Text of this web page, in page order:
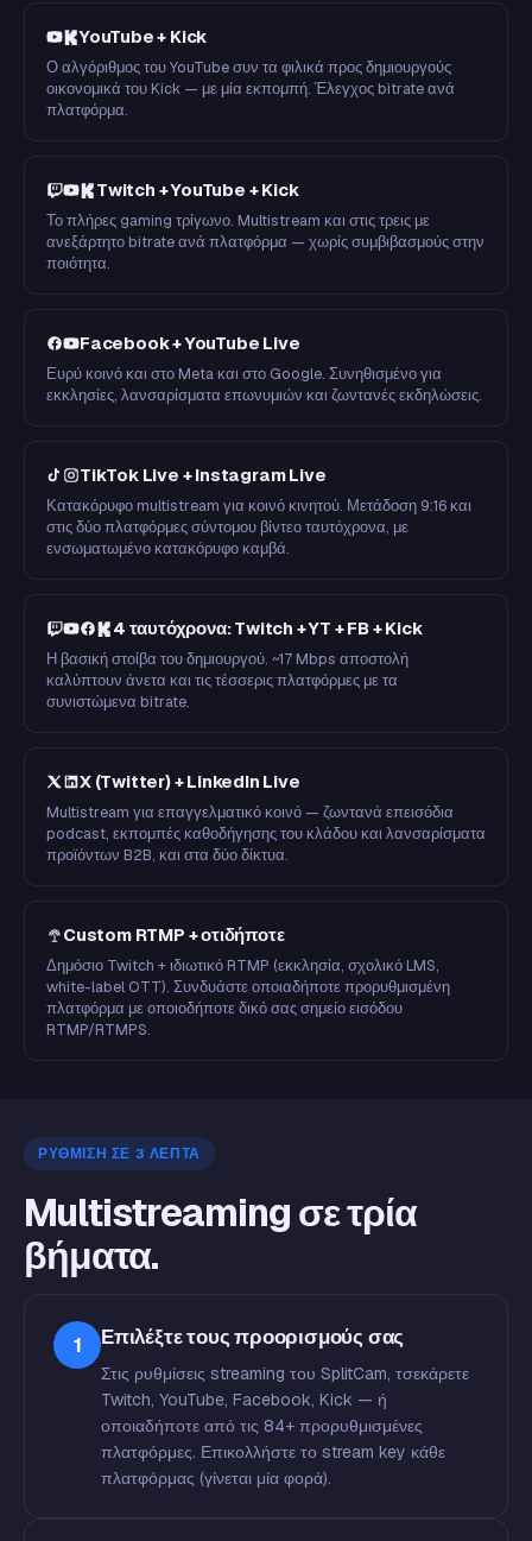
YouTube + Kick
Ο αλγόριθμος του YouTube συν τα φιλικά προς δημιουργούς
οικονομικά του Kick — με μία εκπομπή. Έλεγχος bitrate ανά
πλατφόρμα.
Twitch + YouTube + Kick
Το πλήρες gaming τρίγωνο. Multistream και στις τρεις με
ανεξάρτητο bitrate ανά πλατφόρμα — χωρίς συμβιβασμούς στην
ποιότητα.
Facebook + YouTube Live
Ευρύ κοινό και στο Meta και στο Google. Συνηθισμένο για
εκκλησίες, λανσαρίσματα επωνυμιών και ζωντανές εκδηλώσεις.
TikTok Live + Instagram Live
Κατακόρυφο multistream για κοινό κινητού. Μετάδοση 9:16 και
στις δύο πλατφόρμες σύντομου βίντεο ταυτόχρονα, με
ενσωματωμένο κατακόρυφο καμβά.
4 ταυτόχρονα: Twitch + YT + FB + Kick
Η βασική στοίβα του δημιουργού. ~17 Mbps αποστολή
καλύπτουν άνετα και τις τέσσερις πλατφόρμες με τα
συνιστώμενα bitrate.
X (Twitter) + LinkedIn Live
Multistream για επαγγελματικό κοινό — ζωντανά επεισόδια
podcast, εκπομπές καθοδήγησης του κλάδου και λανσαρίσματα
προϊόντων B2B, και στα δύο δίκτυα.
Custom RTMP + οτιδήποτε
Δημόσιο Twitch + ιδιωτικό RTMP (εκκλησία, σχολικό LMS,
white-label OTT). Συνδυάστε οποιαδήποτε προρυθμισμένη
πλατφόρμα με οποιοδήποτε δικό σας σημείο εισόδου
RTMP/RTMPS.
ΡΎΘΜΙΣΗ ΣΕ 3 ΛΕΠΤΆ
Multistreaming σε τρία
βήματα.
1 Επιλέξτε τους προορισμούς σας
Στις ρυθμίσεις streaming του SplitCam, τσεκάρετε
Twitch, YouTube, Facebook, Kick — ή
οποιαδήποτε από τις 84+ προρυθμισμένες
πλατφόρμες. Επικολλήστε το stream key κάθε
πλατφόρμας (γίνεται μία φορά).